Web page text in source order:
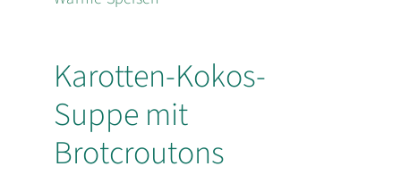
Karotten-Kokos-
Suppe mit
Brotcroutons